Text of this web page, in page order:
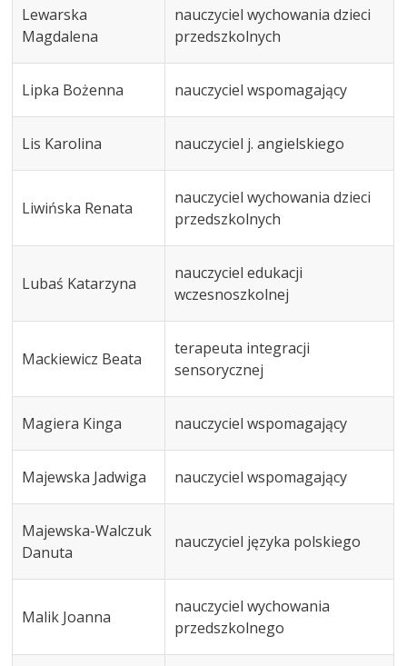
Lewarska
Magdalena
nauczyciel wychowania dzieci
przedszkolnych
Lipka Bożenna nauczyciel wspomagający
Lis Karolina nauczyciel j. angielskiego
Liwińska Renata
nauczyciel wychowania dzieci
przedszkolnych
Lubaś Katarzyna
nauczyciel edukacji
wczesnoszkolnej
Mackiewicz Beata
terapeuta integracji
sensorycznej
Magiera Kinga nauczyciel wspomagający
Majewska Jadwiga nauczyciel wspomagający
Majewska-Walczuk
Danuta
nauczyciel języka polskiego
Malik Joanna
nauczyciel wychowania
przedszkolnego